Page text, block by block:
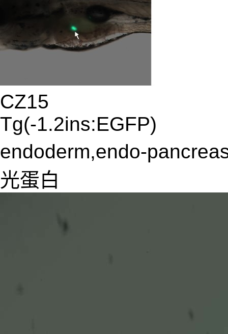
CZ15
Tg(-1.2ins:EGFP)
endoderm,endo-
光蛋白